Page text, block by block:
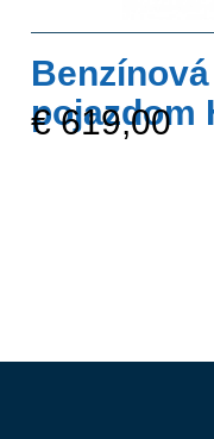
pojazdom
€ 619,00